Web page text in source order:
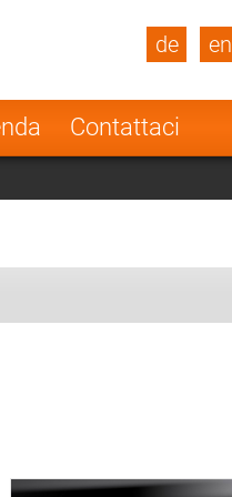
Contattaci
de en
Turkey
Netherlands